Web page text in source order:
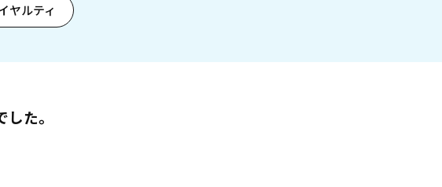
ヤルティ
た。